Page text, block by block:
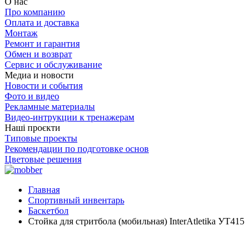
Про компанию
Оплата и доставка
Монтаж
Ремонт и гарантия
Обмен и возврат
Сервис и обслуживание
Медиа и новости
Новости и события
Фото и видео
Рекламные материалы
Видео-интрукции к тренажерам
Наші проєкти
Типовые проекты
Рекомендации по подготовке основ
Цветовые решения
Главная
Спортивный инвентарь
Баскетбол
Стойка для стритбола (мобильная) InterAtletika УТ415